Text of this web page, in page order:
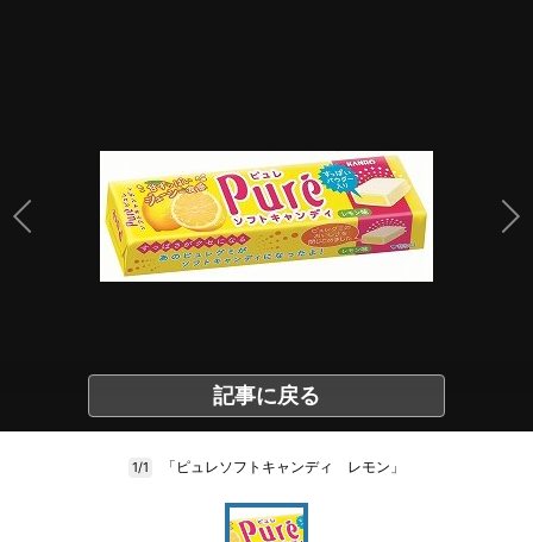
記事に戻る
1/1 「ピュレソフトキャンディ レモン」